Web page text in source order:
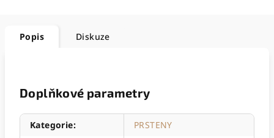
Popis Diskuze
Doplňkové parametry
Kategorie:
PRSTENY